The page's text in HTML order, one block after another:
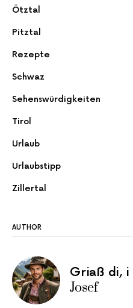
Ötztal
Pitztal
Rezepte
Schwaz
Sehenswürdigkeiten
Tirol
Urlaub
Urlaubstipp
Zillertal
AUTHOR
Griaß di, i
Josef